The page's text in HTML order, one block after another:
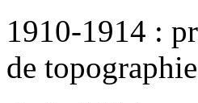
1910-1914 :
de